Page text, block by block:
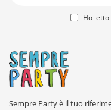
Ho letto
Sempre Party è il tuo